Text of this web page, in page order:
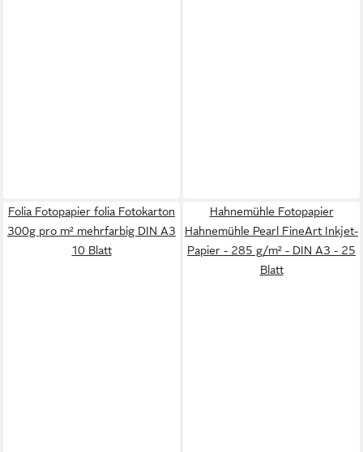
Folia Fotopapier folia Fotokarton
300g pro m² mehrfarbig DIN A3
10 Blatt
Hahnemühle Fotopapier
Hahnemühle Pearl FineArt Inkjet-
Papier - 285 g/m² - DIN A3 - 25
Blatt